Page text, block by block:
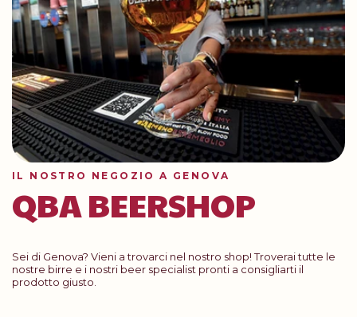
IL NOSTRO NEGOZIO A GENOVA
QBA BEERSHOP
Sei di Genova? Vieni a trovarci nel nostro shop! Troverai tutte le
nostre birre e i nostri beer specialist pronti a consigliarti il
prodotto giusto.